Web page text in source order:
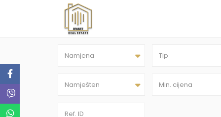
Namjena Tip
Namješten